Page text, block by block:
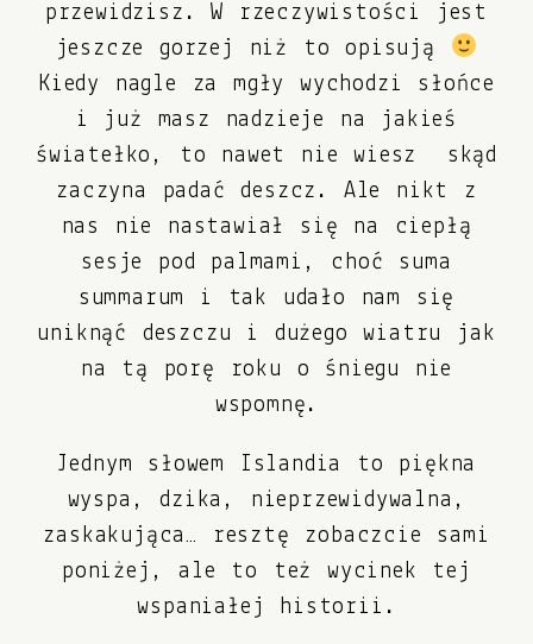
przewidzisz. W rzeczywistości jest
jeszcze gorzej niż to opisują
Kiedy nagle za mgły wychodzi słońce
i już masz nadzieje na jakieś
światełko, to nawet nie wiesz skąd
zaczyna padać deszcz. Ale nikt z
nas nie nastawiał się na ciepłą
sesje pod palmami, choć suma
summarum i tak udało nam się
uniknąć deszczu i dużego wiatru jak
na tą porę roku o śniegu nie
wspomnę.
Jednym słowem Islandia to piękna
wyspa, dzika, nieprzewidywalna,
zaskakująca… resztę zobaczcie sami
poniżej, ale to też wycinek tej
wspaniałej historii.